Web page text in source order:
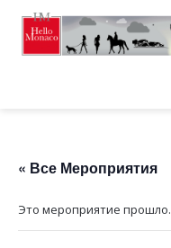
« Все Мероприятия
Это мероприятие прошло.